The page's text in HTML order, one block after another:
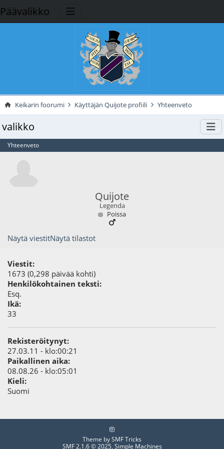
Päävalikko
Keikarin foorumi Käyttäjän Quijote profiili Yhteenveto
valikko
Yhteenveto
Quijote
Legenda
Poissa
Näytä viestitNäytä tilastot
Viestit:
1673 (0,298 päivää kohti)
Henkilökohtainen teksti:
Esq.
Ikä:
33
Rekisteröitynyt:
27.03.11 - klo:00:21
Paikallinen aika:
08.08.26 - klo:05:01
Kieli:
Suomi
Theme bySMF Tricks
SMF 2.1.6 © 2025, Simple Machines